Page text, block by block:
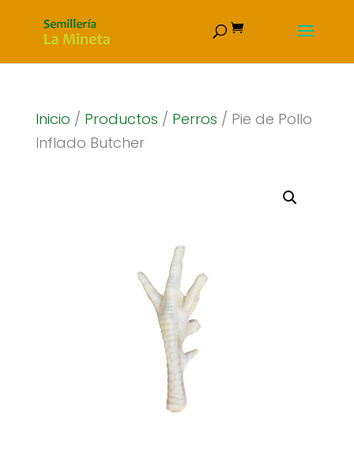
Inicio / Productos / Perros / Pie de Pollo
Inflado Butcher